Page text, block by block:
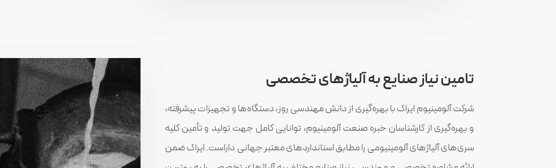
تامین نیاز صنایع به آلیاژهای تخصصی
شرکت آلومینیوم ایراک با بهره‌گیری از دانش مهندسی روز، دستگاه‌ها و تجهیزات پیشرفته،
و بهره‌گیری از کارشناسان خبره صنعت آلومینیوم، توانایی کامل جهت تولید و تأمین کلیه
سری‌های آلیاژهای آلومینیومی را مطابق استانداردهای معتبر جهانی داراست. ایراک ضمن